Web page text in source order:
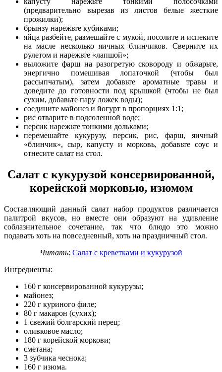
(предварительно вырезав из листов белые жесткие
прожилки);
брынзу нарежьте кубиками;
яйца разбейте, размешайте с мукой, посолите и испеките
на масле несколько яичных блинчиков. Сверните их
рулетом и нарежьте «лапшой»;
выложите фарш на разогретую сковороду и обжарьте,
энергично помешивая лопаточкой (чтобы был
рассыпчатым), затем добавьте ароматные травы и
доведите до готовности под крышкой (чтобы не был
сухим, добавьте пару ложек воды);
соедините майонез и йогурт в пропорциях 1:1;
рис отварите в подсоленной воде;
персик нарежьте тонкими дольками;
перемешайте кукурузу, персик, рис, фарш, яичный
«блинчик», сыр, капусту и морковь, добавьте соус и
отнесите салат на стол.
Салат с кукурузой консервированной,
корейской морковью, изюмом
Составляющий данный салат набор продуктов различается
палитрой вкусов, но вместе они образуют на удивление
соблазнительное сочетание, так что блюдо это можно
подавать хоть на повседневный, хоть на праздничный стол.
Читать: Салат с креветками и кукурузой
Ингредиенты:
160 г консервированной кукурузы;
майонез;
220 г куриного филе;
80 г макарон (сухих);
1 свежий болгарский перец;
оливковое масло;
180 г корейской моркови;
сметана;
3 зубчика чеснока;
160 г изюма.